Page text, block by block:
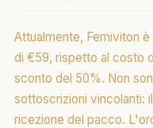
Attualmente, Femiviton
di €59, rispetto al costo
sconto del 50%. Non
sottoscrizioni vincolanti:
ricezione del pacco.